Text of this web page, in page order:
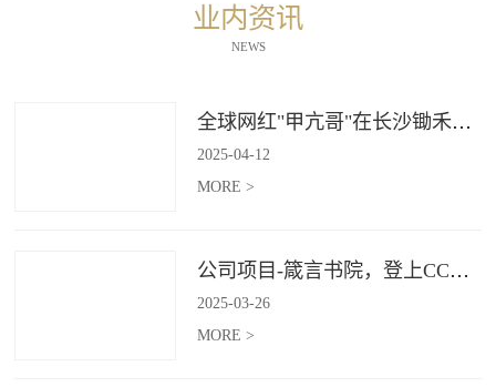
业内资讯
NEWS
全球网红"甲亢哥"在长沙锄禾打造的杜甫江阁体验参观
2025-04-12
MORE >
公司项目-箴言书院，登上CCTV4《记住乡愁》
2025-03-26
MORE >